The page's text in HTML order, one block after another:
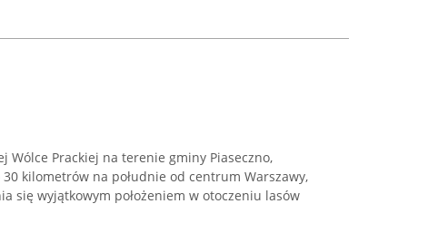
Wólce Prackiej na terenie gminy Piaseczno,
30 kilometrów na południe od centrum Warszawy,
się wyjątkowym położeniem w otoczeniu lasów